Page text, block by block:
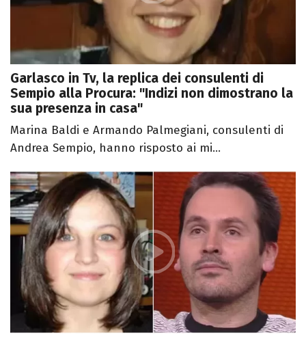
Garlasco in Tv, la replica dei consulenti di
Sempio alla Procura: "Indizi non dimostrano la
sua presenza in casa"
Marina Baldi e Armando Palmegiani, consulenti di
Andrea Sempio, hanno risposto ai mi...